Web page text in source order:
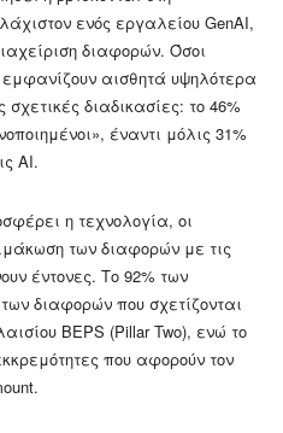
ενός εργαλείου GenAI,
διαφορών. Όσοι
αισθητά υψηλότερα
διαδικασίες: το 46%
έναντι μόλις 31%
AI.
η τεχνολογία, οι
των διαφορών με τις
έντονες. Το 92% των
διαφορών που σχετίζονται
BEPS (Pillar Two), ενώ το
που αφορούν τον